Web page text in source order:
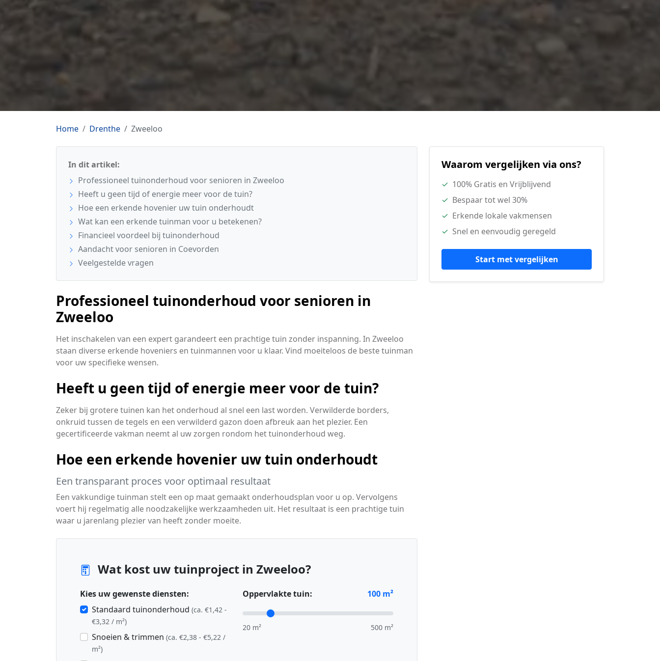
Home Drenthe Zweeloo
In dit artikel:
Professioneel tuinonderhoud voor senioren in Zweeloo
Heeft u geen tijd of energie meer voor de tuin?
Hoe een erkende hovenier uw tuin onderhoudt
Wat kan een erkende tuinman voor u betekenen?
Financieel voordeel bij tuinonderhoud
Aandacht voor senioren in Coevorden
Veelgestelde vragen
Professioneel tuinonderhoud voor senioren in
Zweeloo
Het inschakelen van een expert garandeert een prachtige tuin zonder inspanning. In Zweeloo
staan diverse erkende hoveniers en tuinmannen voor u klaar. Vind moeiteloos de beste tuinman
voor uw specifieke wensen.
Heeft u geen tijd of energie meer voor de tuin?
Zeker bij grotere tuinen kan het onderhoud al snel een last worden. Verwilderde borders,
onkruid tussen de tegels en een verwilderd gazon doen afbreuk aan het plezier. Een
gecertificeerde vakman neemt al uw zorgen rondom het tuinonderhoud weg.
Hoe een erkende hovenier uw tuin onderhoudt
Een transparant proces voor optimaal resultaat
Een vakkundige tuinman stelt een op maat gemaakt onderhoudsplan voor u op. Vervolgens
voert hij regelmatig alle noodzakelijke werkzaamheden uit. Het resultaat is een prachtige tuin
waar u jarenlang plezier van heeft zonder moeite.
Wat kost uw tuinproject in Zweeloo?
Kies uw gewenste diensten:
Standaard tuinonderhoud (ca. €1,42 -
€3,32 / m²)
Snoeien & trimmen (ca. €2,38 - €5,22 /
m²)
Oppervlakte tuin: 100 m²
20 m² 500 m²
Waarom vergelijken via ons?
✓ 100% Gratis en Vrijblijvend
✓ Bespaar tot wel 30%
✓ Erkende lokale vakmensen
✓ Snel en eenvoudig geregeld
Start met vergelijken